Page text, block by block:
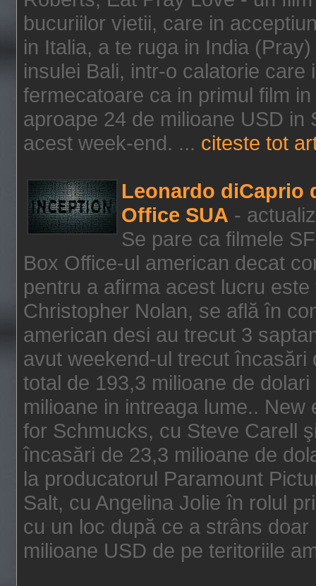
bucuriilor vietii, care in
in Italia, a te ruga in India
insulei Bali, intr-o calatorie
fermecatoare ca in primul film
aproape 24 de milioane USD in
acest week-end. ... citeste tot
Leonardo diCaprio
Office SUA -
Se pare ca filmele
Box Office-ul american decat
pentru a afirma acest lucru
Christopher Nolan, se află în
american desi au trecut 3
avut weekend-ul trecut încasări
total de 193,3 milioane de
milioane in intreaga lume..
for Schmucks, cu Steve Carell
încasări de 23,3 milioane de
la producatorul Paramount
Salt, cu Angelina Jolie în rolul
cu un loc după ce a strâns
milioane USD de pe teritoriile